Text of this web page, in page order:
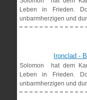
Leben in Frieden.
unbarmherzigen und
Ironclad -
Solomon hat dem
Leben in Frieden.
unbarmherzigen und